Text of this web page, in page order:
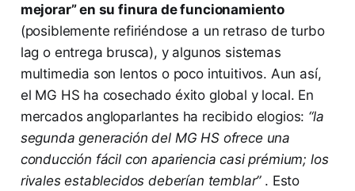
mejorar” en su finura de funcionamiento
(posiblemente refiriéndose a un retraso de turbo
lag o entrega brusca), y algunos sistemas
multimedia son lentos o poco intuitivos. Aun así,
el MG HS ha cosechado éxito global y local. En
mercados angloparlantes ha recibido elogios: “la
segunda generación del MG HS ofrece una
conducción fácil con apariencia casi prémium; los
rivales establecidos deberían temblar” ​. Esto